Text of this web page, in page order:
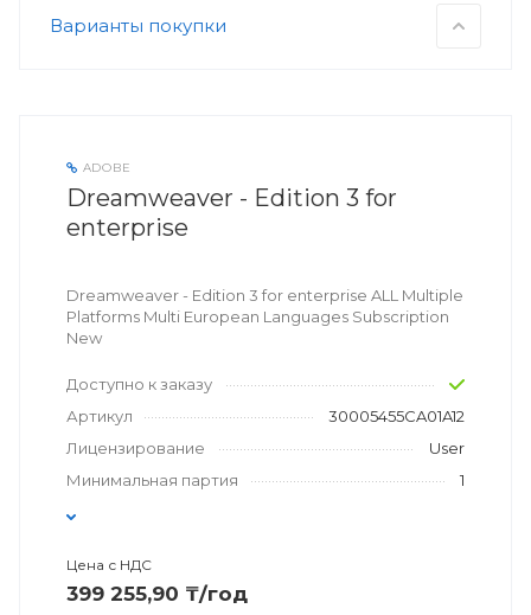
Варианты покупки
ADOBE
Dreamweaver - Edition 3 for
enterprise
Dreamweaver - Edition 3 for enterprise ALL Multiple
Platforms Multi European Languages Subscription
New
Доступно к заказу
Артикул
30005455CA01A12
Лицензирование
User
Минимальная партия
1
Цена с НДС
399 255,90 ₸/год